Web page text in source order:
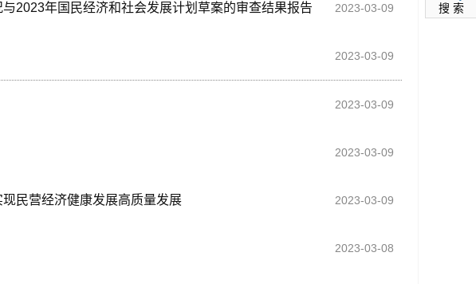
2023-03-09
2023年国民经济和社会发展计划草案的审查结果报告
2023-03-09
2023-03-09
2023-03-09
2023-03-09
民营经济健康发展高质量发展
2023-03-08
搜 索